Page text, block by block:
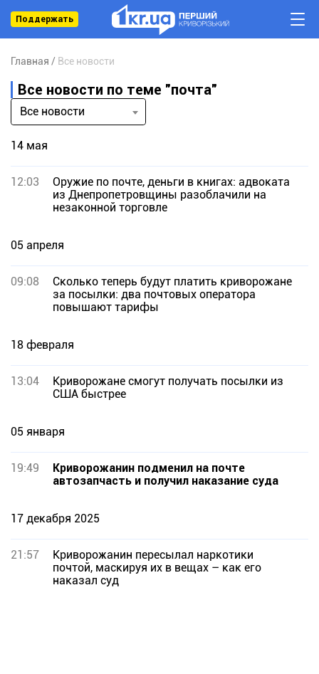
Поддержать
Главная Все новости
Все новости по теме "почта"
Все новости
14 мая
12:03
Оружие по почте, деньги в книгах: адвоката
из Днепропетровщины разоблачили на
незаконной торговле
05 апреля
09:08
Сколько теперь будут платить криворожане
за посылки: два почтовых оператора
повышают тарифы
18 февраля
13:04
Криворожане смогут получать посылки из
США быстрее
05 января
19:49
Криворожанин подменил на почте
автозапчасть и получил наказание суда
17 декабря 2025
21:57
Криворожанин пересылал наркотики
почтой, маскируя их в вещах – как его
наказал суд